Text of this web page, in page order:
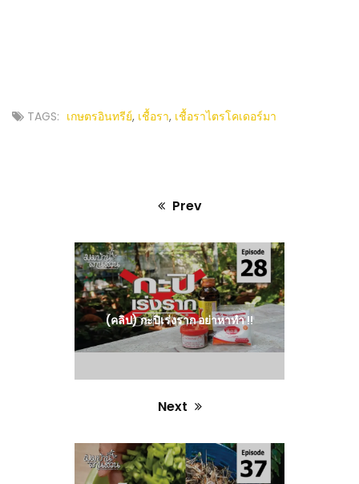
TAGS: เกษตรอินทรีย์, เชื้อรา, เชื้อราไตรโคเดอร์มา
Prev
Previous
post:
(คลิป) กะปิเร่งราก อย่าหาทำ !!
Next
Next